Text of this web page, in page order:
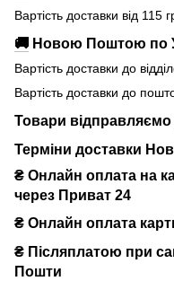
Вартість доставки від 115
🚚 Новою Поштою по
Вартість доставки до
Вартість доставки до
Товари
Терміни доставки
₴ Онлайн оплата на
через Приват 24
₴ Онлайн оплата
₴ Післяплатою при
Пошти